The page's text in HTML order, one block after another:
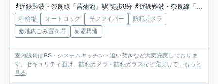
近鉄難波・奈良線「菖蒲池」駅 徒歩8分
近鉄難波・奈良線「大和西大寺」駅 バス9分 奈良交通「蛙股池」 停歩5分
駐輪場 オートロック 光ファイバー
防犯カメラ
敷地内ごみ置き場
耐震構造
室内設備はBS・システムキッチン・追い焚きなど大変充実しておりま
す。セキュリティ面は、防犯カメラ・防犯ガラスなど充実して... もっと
見る